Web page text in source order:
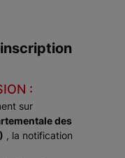
:
sur
des
, la notification